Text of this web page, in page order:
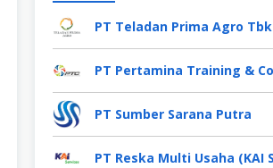
PT Teladan Prima Agro Tbk
PT Sumber Sarana Putra